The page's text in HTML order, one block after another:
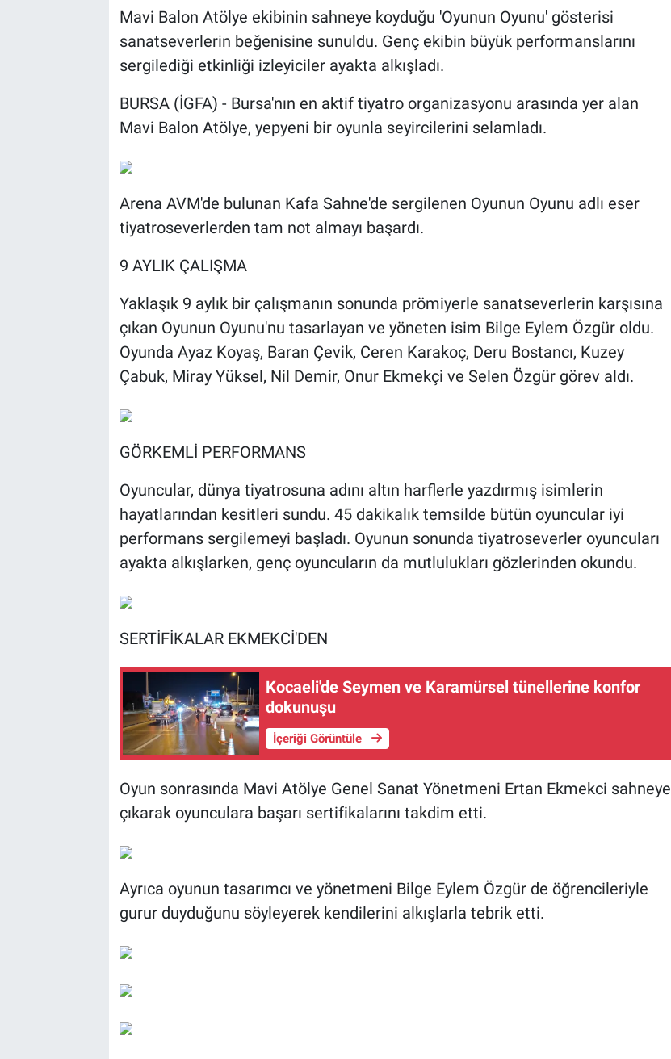
Mavi Balon Atölye ekibinin sahneye koyduğu 'Oyunun Oyunu' gösterisi
sanatseverlerin beğenisine sunuldu. Genç ekibin büyük performanslarını
sergilediği etkinliği izleyiciler ayakta alkışladı.
BURSA (İGFA) - Bursa'nın en aktif tiyatro organizasyonu arasında yer alan
Mavi Balon Atölye, yepyeni bir oyunla seyircilerini selamladı.
Arena AVM'de bulunan Kafa Sahne'de sergilenen Oyunun Oyunu adlı eser
tiyatroseverlerden tam not almayı başardı.
9 AYLIK ÇALIŞMA
Yaklaşık 9 aylık bir çalışmanın sonunda prömiyerle sanatseverlerin karşısına
çıkan Oyunun Oyunu'nu tasarlayan ve yöneten isim Bilge Eylem Özgür oldu.
Oyunda Ayaz Koyaş, Baran Çevik, Ceren Karakoç, Deru Bostancı, Kuzey
Çabuk, Miray Yüksel, Nil Demir, Onur Ekmekçi ve Selen Özgür görev aldı.
GÖRKEMLİ PERFORMANS
Oyuncular, dünya tiyatrosuna adını altın harflerle yazdırmış isimlerin
hayatlarından kesitleri sundu. 45 dakikalık temsilde bütün oyuncular iyi
performans sergilemeyi başladı. Oyunun sonunda tiyatroseverler oyuncuları
ayakta alkışlarken, genç oyuncuların da mutlulukları gözlerinden okundu.
SERTİFİKALAR EKMEKCİ'DEN
Kocaeli'de Seymen ve Karamürsel tünellerine konfor
dokunuşu
İçeriği Görüntüle
Oyun sonrasında Mavi Atölye Genel Sanat Yönetmeni Ertan Ekmekci sahneye
çıkarak oyunculara başarı sertifikalarını takdim etti.
Ayrıca oyunun tasarımcı ve yönetmeni Bilge Eylem Özgür de öğrencileriyle
gurur duyduğunu söyleyerek kendilerini alkışlarla tebrik etti.